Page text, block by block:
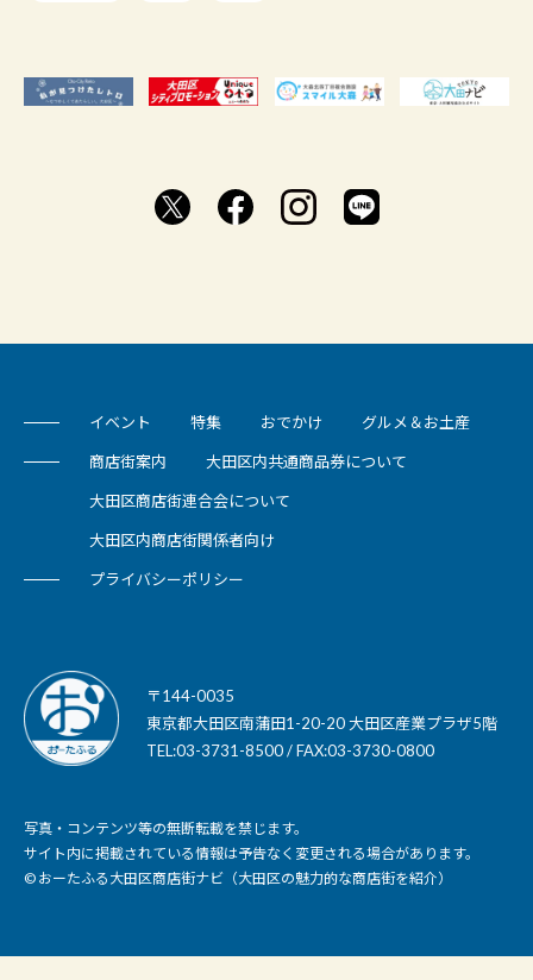
イベント 特集 おでかけ グルメ＆お土産
商店街案内 大田区内共通商品券について
大田区商店街連合会について
大田区内商店街関係者向け
プライバシーポリシー
〒144-0035
東京都大田区南蒲田1-20-20 大田区産業プラザ5階
TEL:03-3731-8500 / FAX:03-3730-0800
写真・コンテンツ等の無断転載を禁じます。
サイト内に掲載されている情報は予告なく変更される場合があります。
© おーたふる大田区商店街ナビ（大田区の魅力的な商店街を紹介）